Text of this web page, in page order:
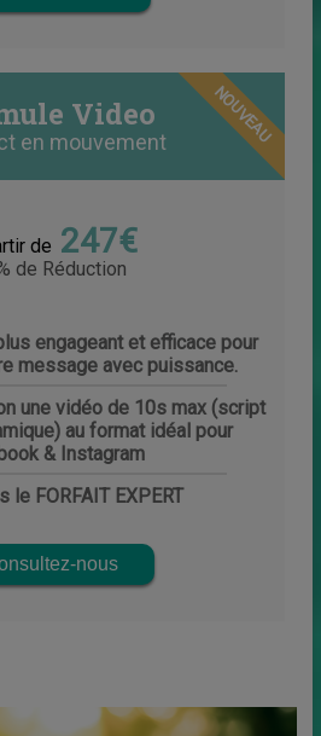
Video
en mouvement
de 247€
de Réduction
engageant et efficace pour
message avec puissance.
une vidéo de 10s max (script
au format idéal pour
& Instagram
le FORFAIT EXPERT
nous
NOUVEAU